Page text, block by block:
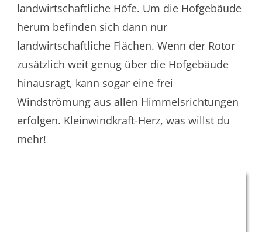
landwirtschaftliche Höfe. Um die Hofgebäude
herum befinden sich dann nur
landwirtschaftliche Flächen. Wenn der Rotor
zusätzlich weit genug über die Hofgebäude
hinausragt, kann sogar eine frei
Windströmung aus allen Himmelsrichtungen
erfolgen. Kleinwindkraft-Herz, was willst du
mehr!